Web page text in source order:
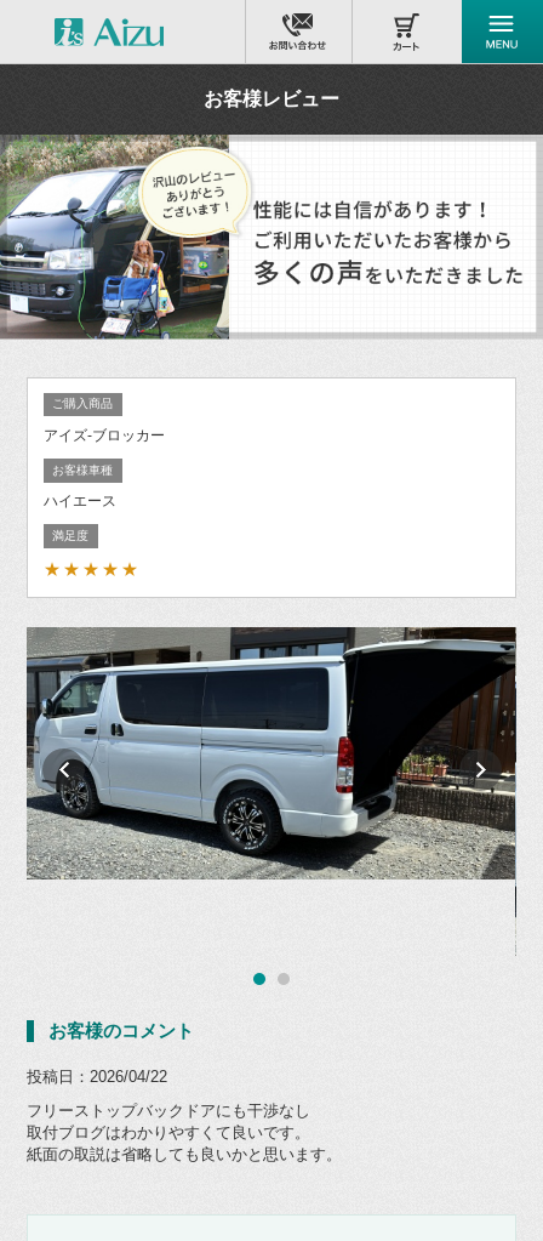
お客様レビュー
ご購入商品
アイズ-ブロッカー
お客様車種
ハイエース
満足度
★★★★★
お客様のコメント
投稿日：2026/04/22
フリーストップバックドアにも干渉なし
取付ブログはわかりやすくて良いです。
紙面の取説は省略しても良いかと思います。